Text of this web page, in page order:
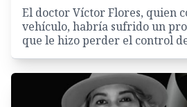
El doctor Víctor Flores, quien
vehículo, habría sufrido un
que le hizo perder el control